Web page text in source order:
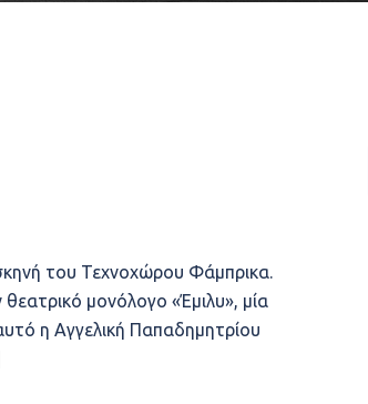
του Τεχνοχώρου Φάμπρικα.
μονόλογο «Έμιλυ», μία
η Αγγελική Παπαδημητρίου